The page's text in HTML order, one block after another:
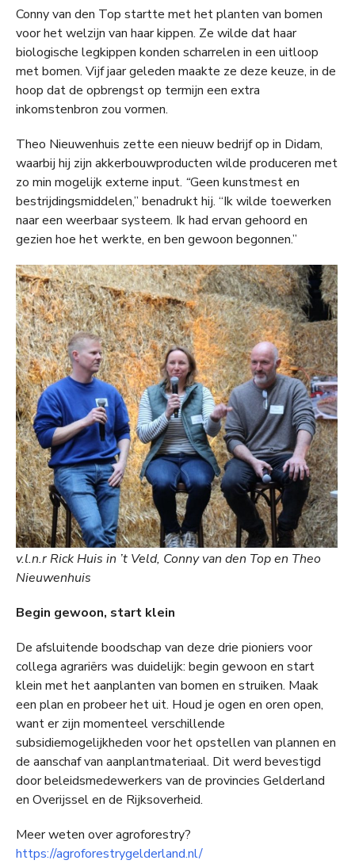
Conny van den Top startte met het planten van bomen
voor het welzijn van haar kippen. Ze wilde dat haar
biologische legkippen konden scharrelen in een uitloop
met bomen. Vijf jaar geleden maakte ze deze keuze, in de
hoop dat de opbrengst op termijn een extra
inkomstenbron zou vormen.
Theo Nieuwenhuis zette een nieuw bedrijf op in Didam,
waarbij hij zijn akkerbouwproducten wilde produceren met
zo min mogelijk externe input. “Geen kunstmest en
bestrijdingsmiddelen,” benadrukt hij. “Ik wilde toewerken
naar een weerbaar systeem. Ik had ervan gehoord en
gezien hoe het werkte, en ben gewoon begonnen.”
v.l.n.r Rick Huis in ’t Veld, Conny van den Top en Theo
Nieuwenhuis
Begin gewoon, start klein
De afsluitende boodschap van deze drie pioniers voor
collega agrariërs was duidelijk: begin gewoon en start
klein met het aanplanten van bomen en struiken. Maak
een plan en probeer het uit. Houd je ogen en oren open,
want er zijn momenteel verschillende
subsidiemogelijkheden voor het opstellen van plannen en
de aanschaf van aanplantmateriaal. Dit werd bevestigd
door beleidsmedewerkers van de provincies Gelderland
en Overijssel en de Rijksoverheid.
Meer weten over agroforestry?
https://agroforestrygelderland.nl/